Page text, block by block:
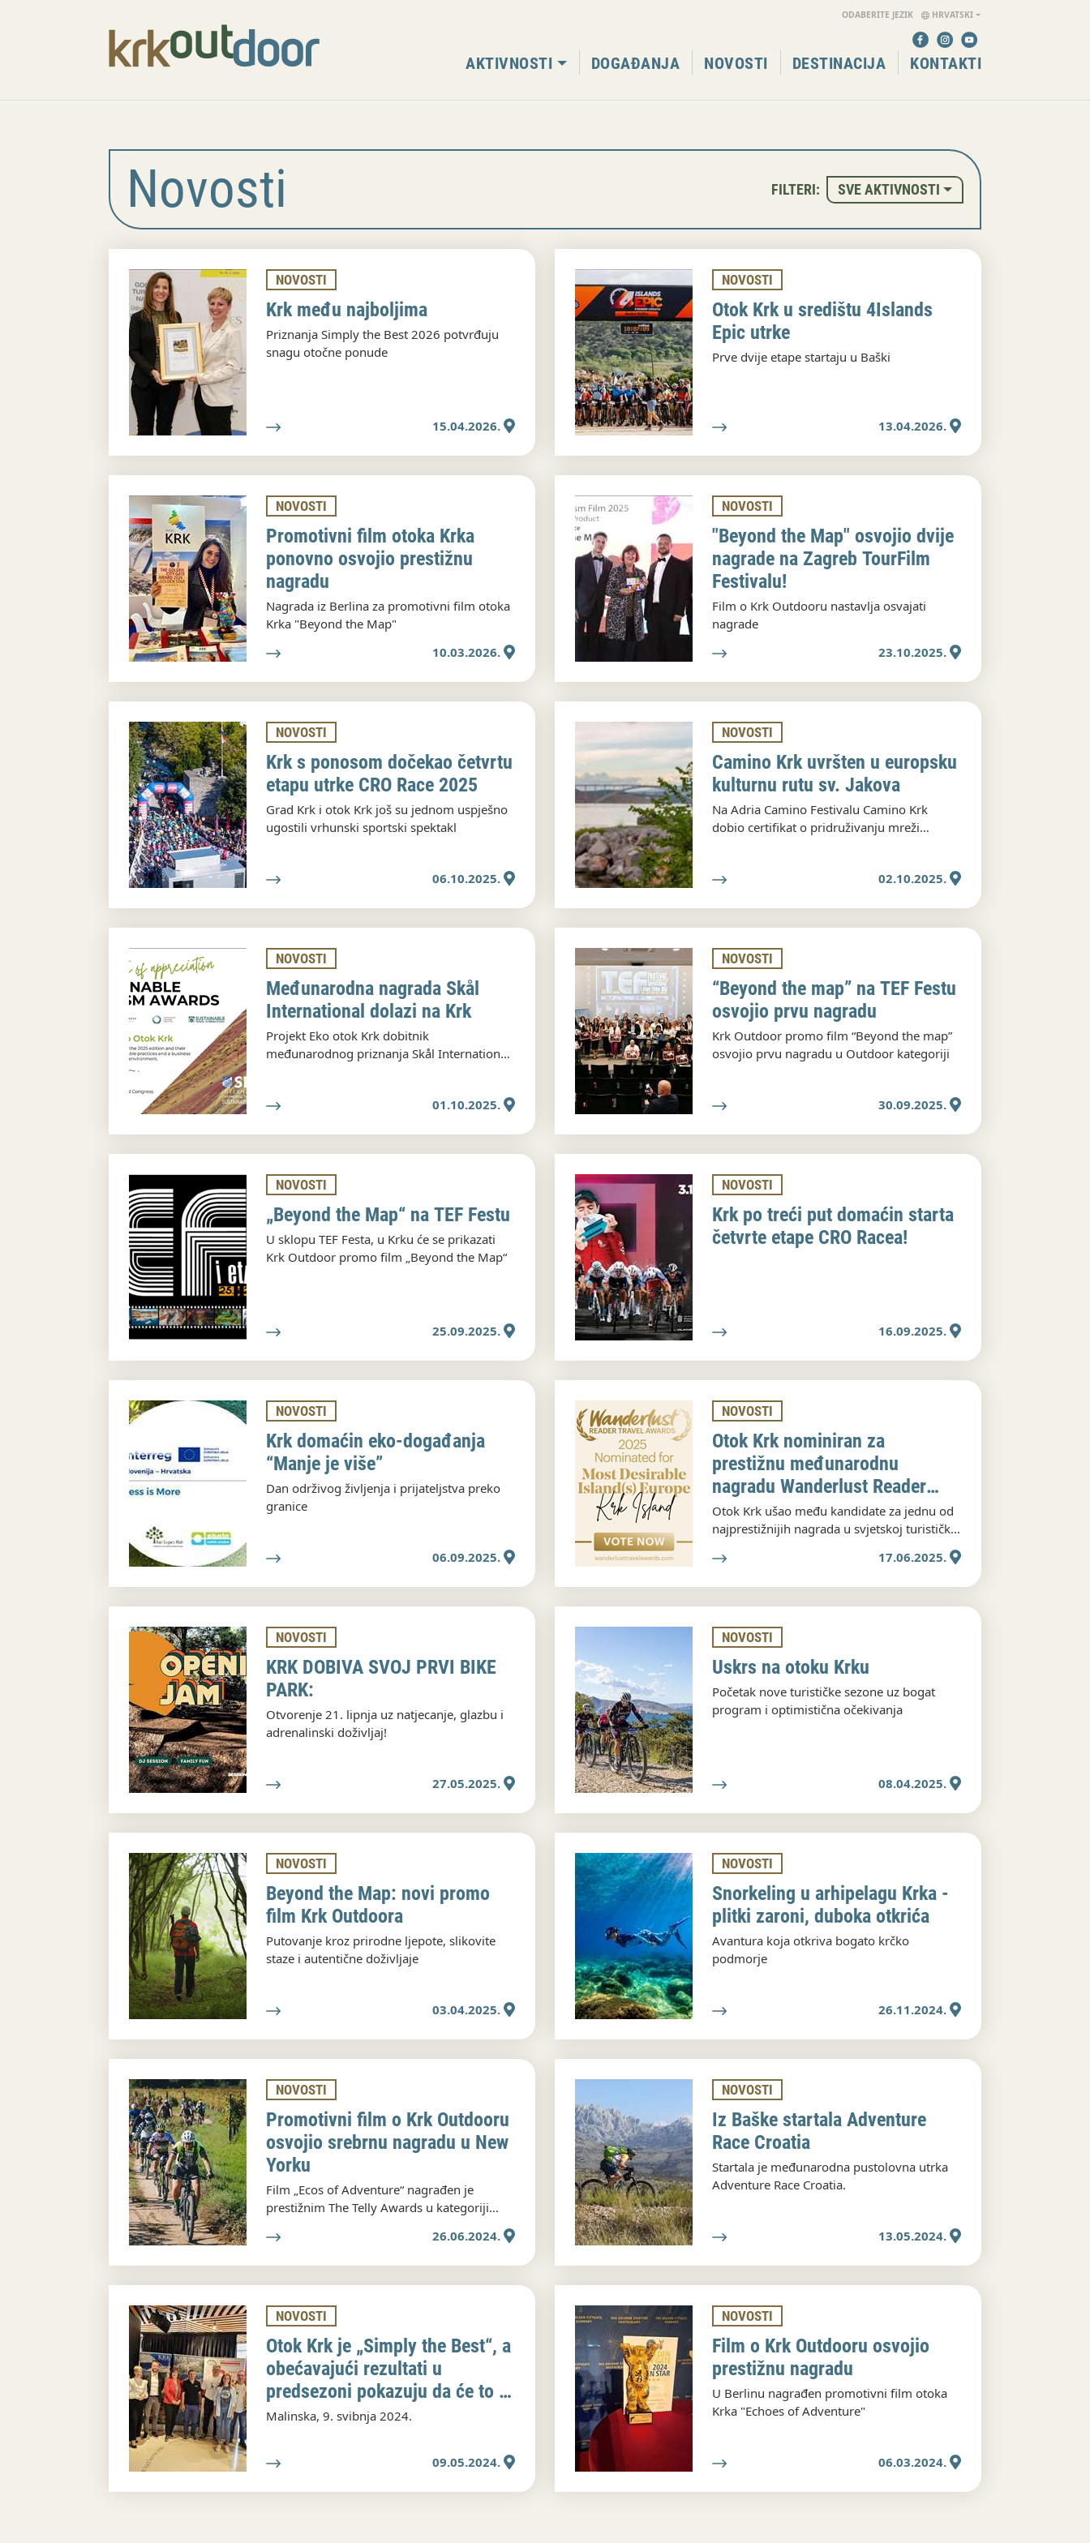
ODABERITE JEZIK HRVATSKI
AKTIVNOSTI DOGAĐANJA NOVOSTI DESTINACIJA KONTAKTI
Novosti FILTERI: SVE AKTIVNOSTI
NOVOSTI
Krk među najboljima
Priznanja Simply the Best 2026 potvrđuju
snagu otočne ponude
15.04.2026.
NOVOSTI
Otok Krk u središtu 4Islands
Epic utrke
Prve dvije etape startaju u Baški
13.04.2026.
NOVOSTI
Promotivni film otoka Krka
ponovno osvojio prestižnu
nagradu
Nagrada iz Berlina za promotivni film otoka
Krka "Beyond the Map"
10.03.2026.
NOVOSTI
"Beyond the Map" osvojio dvije
nagrade na Zagreb TourFilm
Festivalu!
Film o Krk Outdooru nastavlja osvajati
nagrade
23.10.2025.
NOVOSTI
Krk s ponosom dočekao četvrtu
etapu utrke CRO Race 2025
Grad Krk i otok Krk još su jednom uspješno
ugostili vrhunski sportski spektakl
06.10.2025.
NOVOSTI
Camino Krk uvršten u europsku
kulturnu rutu sv. Jakova
Na Adria Camino Festivalu Camino Krk
dobio certifikat o pridruživanju mreži
02.10.2025.
NOVOSTI
Međunarodna nagrada Skål
International dolazi na Krk
Projekt Eko otok Krk dobitnik
međunarodnog priznanja Skål International
01.10.2025.
NOVOSTI
“Beyond the map” na TEF Festu
osvojio prvu nagradu
Krk Outdoor promo film “Beyond the map”
osvojio prvu nagradu u Outdoor kategoriji
30.09.2025.
NOVOSTI
„Beyond the Map“ na TEF Festu
U sklopu TEF Festa, u Krku će se prikazati
Krk Outdoor promo film „Beyond the Map“
25.09.2025.
NOVOSTI
Krk po treći put domaćin starta
četvrte etape CRO Racea!
16.09.2025.
NOVOSTI
Krk domaćin eko-događanja
“Manje je više”
Dan održivog življenja i prijateljstva preko
granice
06.09.2025.
NOVOSTI
Otok Krk nominiran za
prestižnu međunarodnu
nagradu Wanderlust Reader
Travel Awards 2025
Otok Krk ušao među kandidate za jednu od
najprestižnijih nagrada u svjetskoj turističkoj
Awards 2025, gdje je nominiran u kategoriji
17.06.2025.
NOVOSTI
KRK DOBIVA SVOJ PRVI BIKE
PARK:
Otvorenje 21. lipnja uz natjecanje, glazbu i
adrenalinski doživljaj!
27.05.2025.
NOVOSTI
Uskrs na otoku Krku
Početak nove turističke sezone uz bogat
program i optimistična očekivanja
08.04.2025.
NOVOSTI
Beyond the Map: novi promo
film Krk Outdoora
Putovanje kroz prirodne ljepote, slikovite
staze i autentične doživljaje
03.04.2025.
NOVOSTI
Snorkeling u arhipelagu Krka -
plitki zaroni, duboka otkrića
Avantura koja otkriva bogato krčko
podmorje
26.11.2024.
NOVOSTI
Promotivni film o Krk Outdooru
osvojio srebrnu nagradu u New
Yorku
Film „Ecos of Adventure“ nagrađen je
prestižnim The Telly Awards u kategoriji
26.06.2024.
NOVOSTI
Iz Baške startala Adventure
Race Croatia
Startala je međunarodna pustolovna utrka
Adventure Race Croatia.
13.05.2024.
NOVOSTI
Otok Krk je „Simply the Best“, a
obećavajući rezultati u
predsezoni pokazuju da će to i
ostati
Malinska, 9. svibnja 2024.
09.05.2024.
NOVOSTI
Film o Krk Outdooru osvojio
prestižnu nagradu
U Berlinu nagrađen promotivni film otoka
Krka "Echoes of Adventure"
06.03.2024.